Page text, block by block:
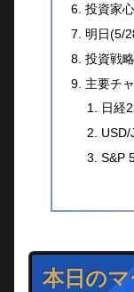
投資家
明日(5/
投資戦
主要チ
日経
USD/
S&P
本日の